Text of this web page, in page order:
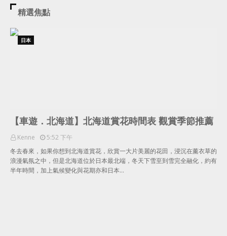
精選焦點
日本
【車遊．北海道】北海道賞花時間表 觀賞季節推薦
Kenne
5:52 下午
冬去春來，如果你想到北海道賞花，欣賞一大片美麗的花田，浸沉在薰衣草的
浪漫氣氛之中，但是北海道位於日本最北端，冬天下雪至到雪完全融化，約有
半年時間，加上氣候變化與花期亦和日本…